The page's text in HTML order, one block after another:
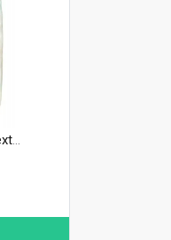
Bébé confort 5 slips filet extensibles